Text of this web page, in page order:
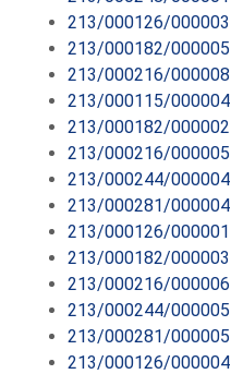
213/000126/000003
213/000182/000005
213/000216/000008
213/000115/000004
213/000182/000002
213/000216/000005
213/000244/000004
213/000281/000004
213/000126/000001
213/000182/000003
213/000216/000006
213/000244/000005
213/000281/000005
213/000126/000004